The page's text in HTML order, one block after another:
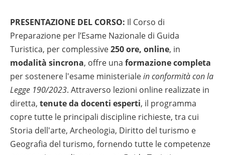
PRESENTAZIONE DEL CORSO: Il Corso di
Preparazione per l’Esame Nazionale di Guida
Turistica, per complessive250 ore, online, in
modalità sincrona, offre una formazione completa
per sostenere l'esame ministerialein conformità con la
Legge 190/2023. Attraverso lezioni online realizzate in
diretta, tenute da docenti esperti, il programma
copre tutte le principali discipline richieste, tra cui
Storia dell'arte, Archeologia, Diritto del turismo e
Geografia del turismo, fornendo tutte le competenze